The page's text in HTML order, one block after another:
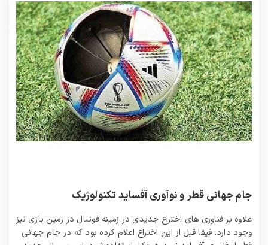
جام جهانی قطر و نوآوری آفساید تکنولوژیک
علاوه بر فناوری های اختراع جدیدی در زمینه فوتبال در زمین بازی نیز
وجود دارد. فیفا قبل از این اختراع اعلام کرده بود که در جام جهانی